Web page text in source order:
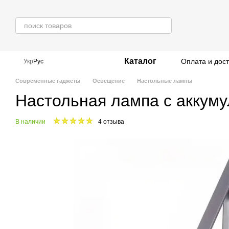
Укр Рус Каталог Оплата и
Современные гаджеты Освещение Настольные лампы
Настольная лампа с
В наличии 4 отзыва